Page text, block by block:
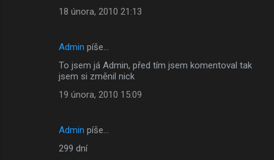
18 února, 2010 21:13
Admin píše…
To jsem já Admin, před tím jsem komentoval tak
jsem si změnil nick
19 února, 2010 15:09
Admin píše…
299 dní